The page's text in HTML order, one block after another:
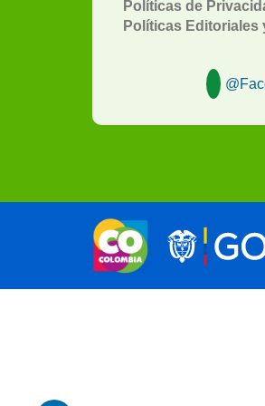
Políticas de
Políticas Editoriales